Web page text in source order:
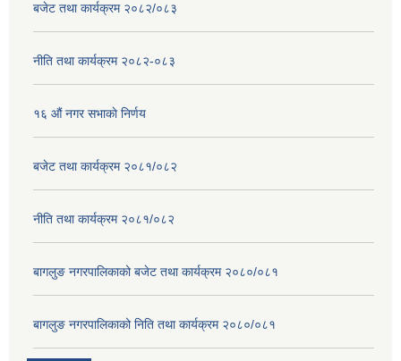
बजेट तथा कार्यक्रम २०८२/०८३
नीति तथा कार्यक्रम २०८२-०८३
१६ ‌औं नगर सभाकाे निर्णय
बजेट तथा कार्यक्रम २०८१/०८२
नीति तथा कार्यक्रम २०८१/०८२
बागलुङ नगरपालिकाको बजेट तथा कार्यक्रम २०८०/०८१
बागलुङ नगरपालिकाको निति तथा कार्यक्रम २०८०/०८१